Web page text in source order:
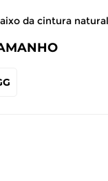
da cintura